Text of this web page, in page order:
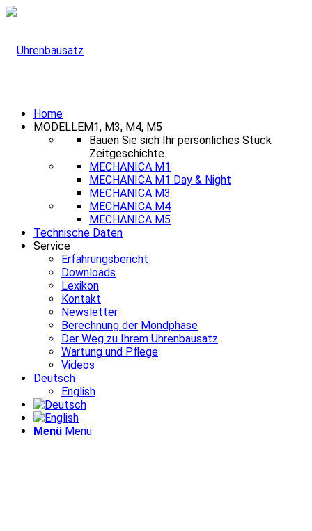
Home
MODELLEM1, M3, M4, M5
Bauen Sie sich Ihr persönliches Stück
Zeitgeschichte.
MECHANICA M1
MECHANICA M1 Day & Night
MECHANICA M3
MECHANICA M4
MECHANICA M5
Technische Daten
Service
Erfahrungsbericht
Downloads
Lexikon
Kontakt
Newsletter
Berechnung der Mondphase
Der Weg zu Ihrem Uhrenbausatz
Wartung und Pflege
Videos
Deutsch
English
Menü Menü